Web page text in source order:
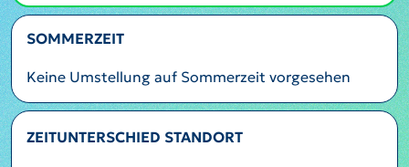
SOMMERZEIT
Keine Umstellung auf Sommerzeit vorgesehen
ZEITUNTERSCHIED STANDORT